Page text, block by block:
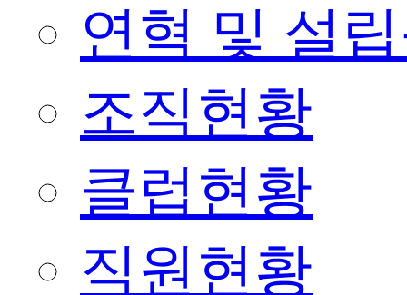
연혁 및 설
조직현황
클럽현황
직원현황